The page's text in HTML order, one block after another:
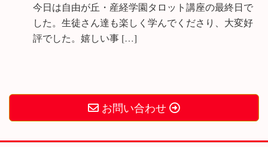
今日は自由が丘・産経学園タロット講座の最終日で
した。生徒さん達も楽しく学んでくださり、大変好
評でした。嬉しい事 […]
お問い合わせ